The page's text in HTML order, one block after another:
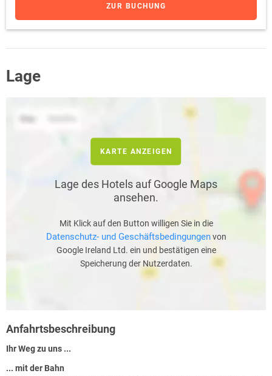
ZUR BUCHUNG
Lage
KARTE ANZEIGEN
Lage des Hotels auf Google Maps
ansehen.
Mit Klick auf den Button willigen Sie in die
Datenschutz- und Geschäftsbedingungenvon
Google Ireland Ltd. ein und bestätigen eine
Speicherung der Nutzerdaten.
Anfahrtsbeschreibung
Ihr Weg zu uns ...
... mit der Bahn